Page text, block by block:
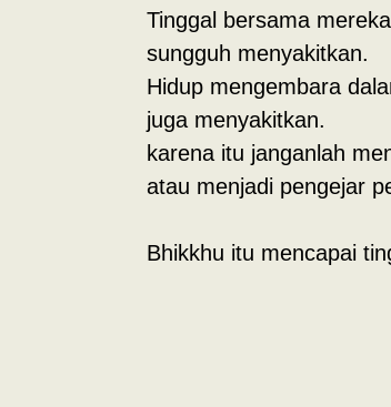
Tinggal bersama
sungguh menyakitkan.
Hidup mengembara
juga menyakitkan.
karena itu janganlah
atau menjadi pengejar
Bhikkhu itu mencapai